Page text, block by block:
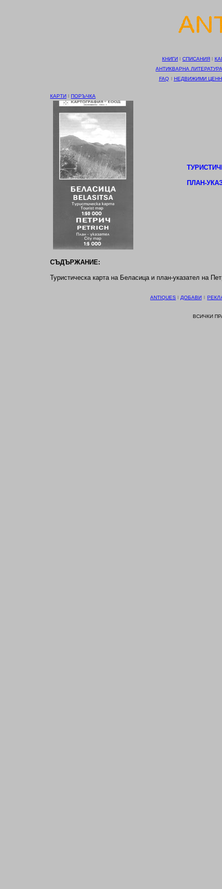
КНИГИ І СПИСАНИЯ І
АНТИКВАРНА ЛИТЕРАТУРА
FAQ І НЕДВИЖИМИ
КАРТИ І ПОРЪЧКА
ПЛАН-
СЪДЪРЖАНИЕ:
Туристическа карта на Беласица и план-указател на
ANTIQUES І ДОБАВИ І
ВСИЧКИ